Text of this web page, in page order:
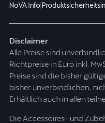
NoVA Info|
Disclaimer
Alle Preise sind
Richtpreise in Euro inkl.
Preise sind die bisher
bisher unverbindlichen,
Erhältlich auch in allen
Die Accessoires- und